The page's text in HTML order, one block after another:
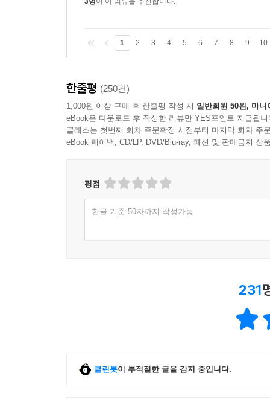
1 2 3 4 5 6 7 8 9 10
한줄평 (250건)
1,000원 이상 구매 후 한줄평 작성 시 일반회원 50원, 마니
eBook은 다운로드 후 작성한 리뷰만 YES포인트 지급됩니
클래스는 첫번째 회차 주문확정 시점부터 마지막 회차 주
eBook 페이백, CD/LP, DVD/Blu-ray, 패션 및 판매금지 상
평점
한글 기준 50자까지 작성가능
231
클린봇이 부적절한 글을 감지 중입니다.